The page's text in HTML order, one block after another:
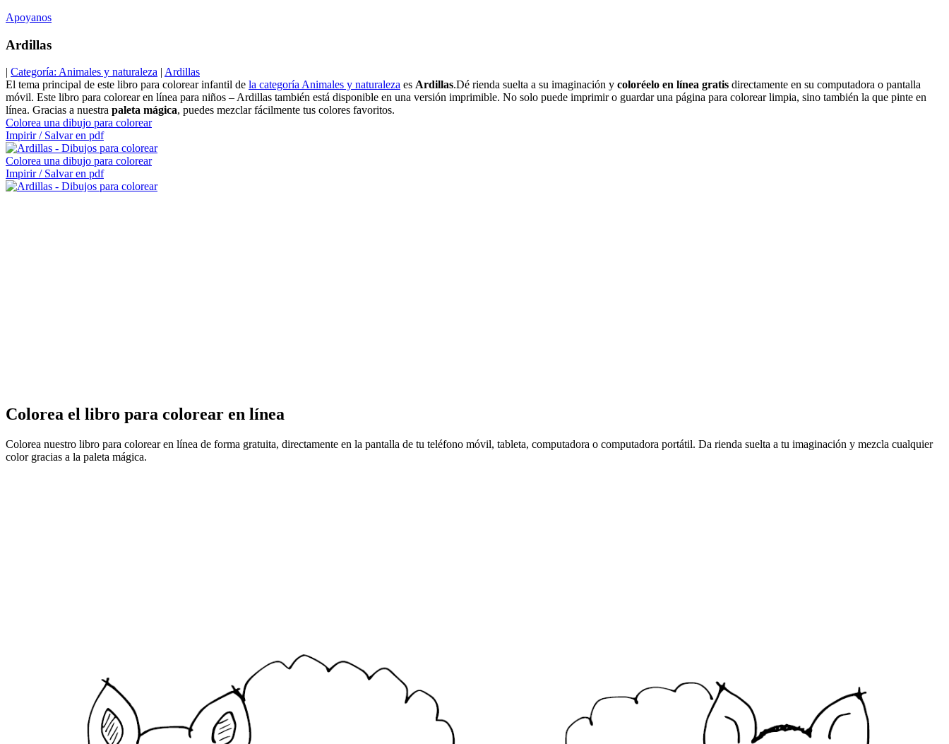
Apoyanos
Ardillas
| Categoría: Animales y naturaleza | Ardillas
El tema principal de este libro para colorear infantil de la categoría Animales y naturaleza es Ardillas.Dé rienda suelta a su imaginación y coloréelo en línea gratis directamente en su computadora o pantalla
móvil. Este libro para colorear en línea para niños – Ardillas también está disponible en una versión imprimible. No solo puede imprimir o guardar una página para colorear limpia, sino también la que pinte en
línea. Gracias a nuestra paleta mágica, puedes mezclar fácilmente tus colores favoritos.
Colorea una dibujo para colorear
Impirir / Salvar en pdf
Colorea una dibujo para colorear
Impirir / Salvar en pdf
Colorea el libro para colorear en línea
Colorea nuestro libro para colorear en línea de forma gratuita, directamente en la pantalla de tu teléfono móvil, tableta, computadora o computadora portátil. Da rienda suelta a tu imaginación y mezcla cualquier
color gracias a la paleta mágica.